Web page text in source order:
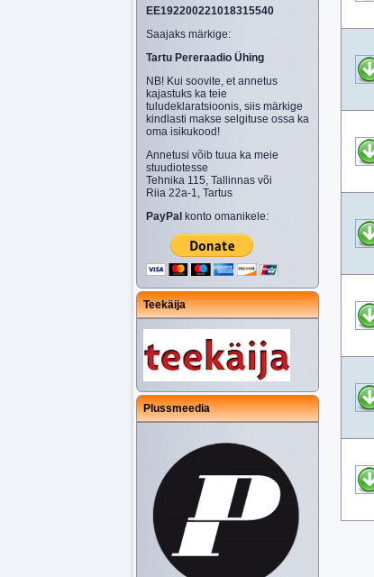
EE192200221018315540
Saajaks märkige:
Tartu Pereraadio Ühing
NB! Kui soovite, et annetus
kajastuks ka teie
tuludeklaratsioonis, siis märkige
kindlasti makse selgituse ossa ka
oma isikukood!
Annetusi võib tuua ka meie
stuudiotesse
Tehnika 115, Tallinnas või
Riia 22a-1, Tartus
PayPal konto omanikele:
Teekäija
Plussmeedia